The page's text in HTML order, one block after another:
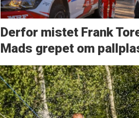
Derfor mistet Frank
Mads grepet om